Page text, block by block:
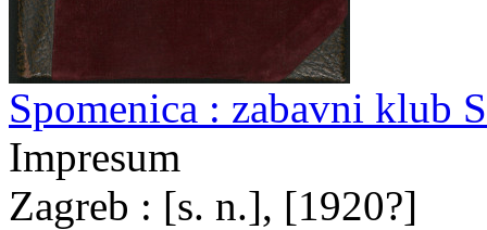
Spomenica : zabavni klub
Impresum
Zagreb : [s. n.], [1920?]